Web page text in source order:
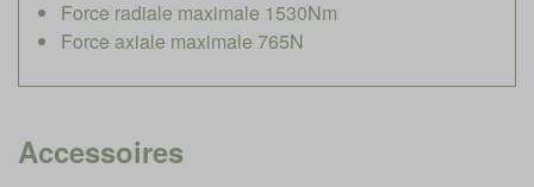
Force radiale maximale 1530Nm
Force axiale maximale 765N
Accessoires